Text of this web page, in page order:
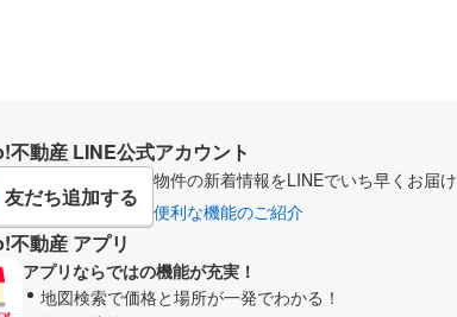
不動産 LINE公式アカウント
友だち追加する
物件の新着情報をLINEでいち早くお届け
便利な機能のご紹介
不動産 アプリ
アプリならではの機能が充実！
地図検索で価格と場所が一発でわかる！